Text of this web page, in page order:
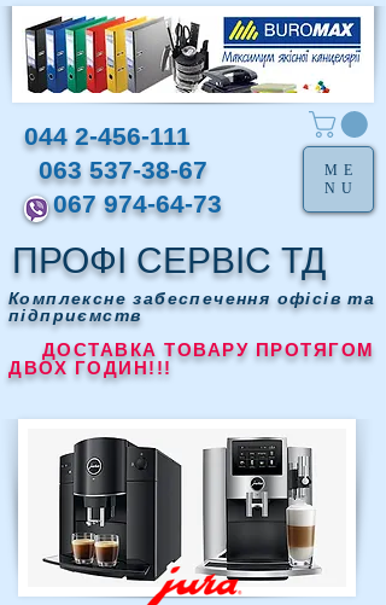
ПРОФІ СЕРВІС ТД
Комплексне забеспечення офісів та
підприємств
ДОСТАВКА ТОВАРУ ПРОТЯГОМ
ДВОХ ГОДИН!!!
044 2-456-111
063 537-38-67
067 974-64-73
ME
NU